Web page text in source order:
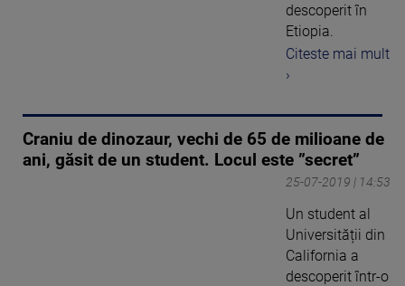
descoperit în
Etiopia.
Citeste mai mult
›
Craniu de dinozaur, vechi de 65 de milioane de
ani, găsit de un student. Locul este ”secret”
25-07-2019 | 14:53
Un student al
Universității din
California a
descoperit într-o